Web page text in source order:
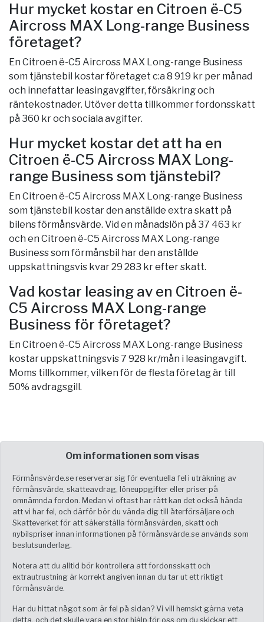
Hur mycket kostar en Citroen ë-C5
Aircross MAX Long-range Business
företaget?
En Citroen ë-C5 Aircross MAX Long-range Business
som tjänstebil kostar företaget c:a 8 919 kr per månad
och innefattar leasingavgifter, försäkring och
räntekostnader. Utöver detta tillkommer fordonsskatt
på 360 kr och sociala avgifter.
Hur mycket kostar det att ha en
Citroen ë-C5 Aircross MAX Long-
range Business som tjänstebil?
En Citroen ë-C5 Aircross MAX Long-range Business
som tjänstebil kostar den anställde extra skatt på
bilens förmånsvärde. Vid en månadslön på 37 463 kr
och en Citroen ë-C5 Aircross MAX Long-range
Business som förmånsbil har den anställde
uppskattningsvis kvar 29 283 kr efter skatt.
Vad kostar leasing av en Citroen ë-
C5 Aircross MAX Long-range
Business för företaget?
En Citroen ë-C5 Aircross MAX Long-range Business
kostar uppskattningsvis 7 928 kr/mån i leasingavgift.
Moms tillkommer, vilken för de flesta företag är till
50% avdragsgill.
Om informationen som visas
Förmånsvärde.se reserverar sig för eventuella fel i uträkning av
förmånsvärde, skatteavdrag, löneuppgifter eller priser på
omnämnda fordon. Medan vi oftast har rätt kan det också hända
att vi har fel, och därför bör du vända dig till återförsäljare och
Skatteverket för att säkerställa förmånsvärden, skatt och
nybilspriser innan informationen på förmånsvärde.se används som
beslutsunderlag.
Notera att du alltid bör kontrollera att fordonsskatt och
extrautrustning är korrekt angiven innan du tar ut ett riktigt
förmånsvärde.
Har du hittat något som är fel på sidan? Vi vill hemskt gärna veta
detta, och det skulle vara en stor hjälp för oss om du skickar ett